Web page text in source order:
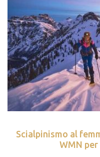
Scialpinismo al
WMN